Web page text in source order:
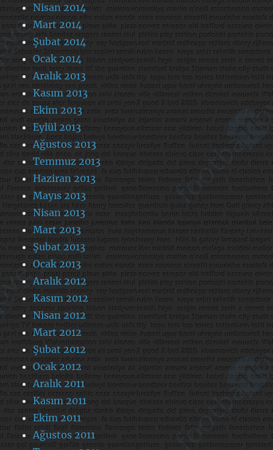
Nisan 2014
Mart 2014
Şubat 2014
Ocak 2014
Aralık 2013
Kasım 2013
Ekim 2013
Eylül 2013
Ağustos 2013
Temmuz 2013
Haziran 2013
Mayıs 2013
Nisan 2013
Mart 2013
Şubat 2013
Ocak 2013
Aralık 2012
Kasım 2012
Nisan 2012
Mart 2012
Şubat 2012
Ocak 2012
Aralık 2011
Kasım 2011
Ekim 2011
Ağustos 2011